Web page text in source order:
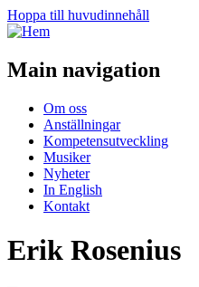
Hoppa till huvudinnehåll
Main navigation
Om oss
Anställningar
Kompetensutveckling
Musiker
Nyheter
In English
Kontakt
Erik Rosenius